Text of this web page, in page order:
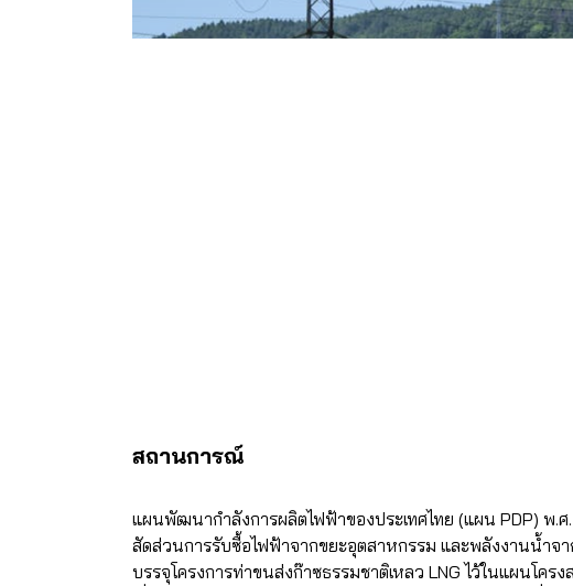
สถานการณ์
แผนพัฒนากำลังการผลิตไฟฟ้าของประเทศไทย (แผน PDP) พ.
สัดส่วนการรับซื้อไฟฟ้าจากขยะอุตสาหกรรม และพลังงานน้ำจา
บรรจุโครงการท่าขนส่งก๊าซธรรมชาติเหลว LNG ไว้ในแผนโ